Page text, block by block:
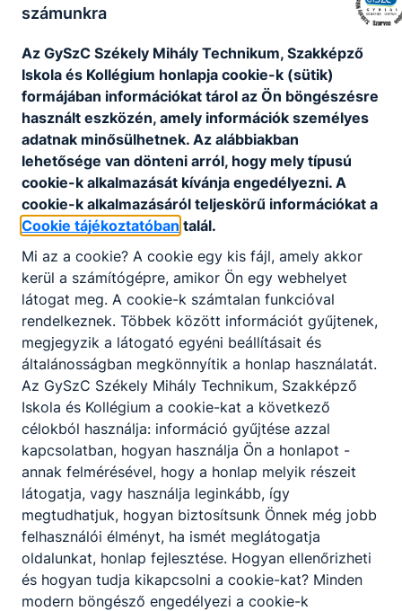
Festő, mázoló, tapétázó
Építőipar
Tovább
Fodrász
Szépészet
Tovább
számunkra
Az GySzC Székely Mihály Technikum, Szakképző
Iskola és Kollégium honlapja cookie-k (sütik)
formájában információkat tárol az Ön böngészésre
használt eszközén, amely információk személyes
adatnak minősülhetnek. Az alábbiakban
lehetősége van dönteni arról, hogy mely típusú
cookie-k alkalmazását kívánja engedélyezni. A
cookie-k alkalmazásáról teljeskörű információkat a
Cookie tájékoztatóban talál.
Mi az a cookie? A cookie egy kis fájl, amely akkor
kerül a számítógépre, amikor Ön egy webhelyet
látogat meg. A cookie-k számtalan funkcióval
rendelkeznek. Többek között információt gyűjtenek,
megjegyzik a látogató egyéni beállításait és
általánosságban megkönnyítik a honlap használatát.
Az GySzC Székely Mihály Technikum, Szakképző
Iskola és Kollégium a cookie-kat a következő
célokból használja: információ gyűjtése azzal
kapcsolatban, hogyan használja Ön a honlapot -
annak felmérésével, hogy a honlap melyik részeit
látogatja, vagy használja leginkább, így
megtudhatjuk, hogyan biztosítsunk Önnek még jobb
felhasználói élményt, ha ismét meglátogatja
oldalunkat, honlap fejlesztése. Hogyan ellenőrizheti
és hogyan tudja kikapcsolni a cookie-kat? Minden
modern böngésző engedélyezi a cookie-k